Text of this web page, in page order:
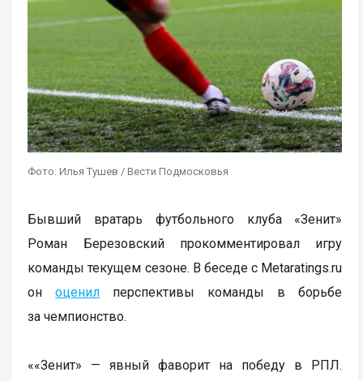
Фото: Илья Тушев / Вести Подмосковья
Бывший вратарь футбольного клуба «Зенит»
Роман Березовский прокомментировал игру
команды текущем сезоне. В беседе с Metaratings.ru
оноценил перспективы команды в борьбе
за чемпионство.
««Зенит» — явный фаворит на победу в РПЛ.